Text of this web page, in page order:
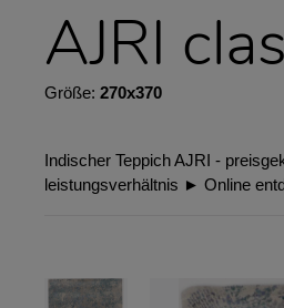
AJRI
Größe: 270x370
Indischer Teppich AJRI -
leistungsverhältnis ► Online